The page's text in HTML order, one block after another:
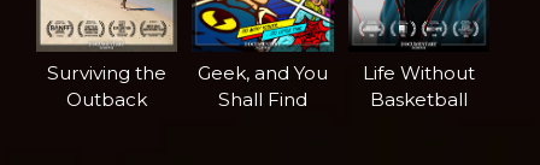
Surviving the
Outback
Geek, and You
Shall Find
Life Without
Basketball